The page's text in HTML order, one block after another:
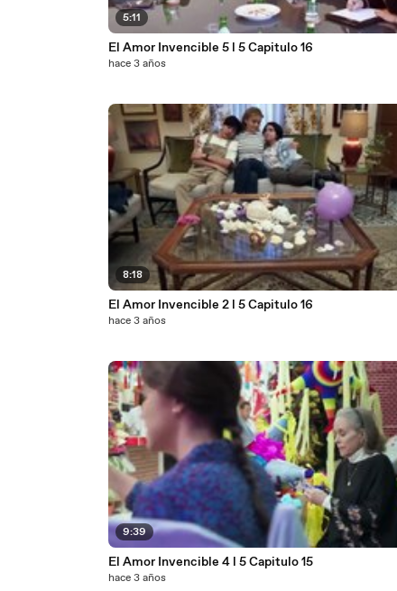
5:11
El Amor Invencible 5 l 5 Capitulo 16
hace 3 años
8:18
El Amor Invencible 2 l 5 Capitulo 16
hace 3 años
9:39
El Amor Invencible 4 l 5 Capitulo 15
hace 3 años